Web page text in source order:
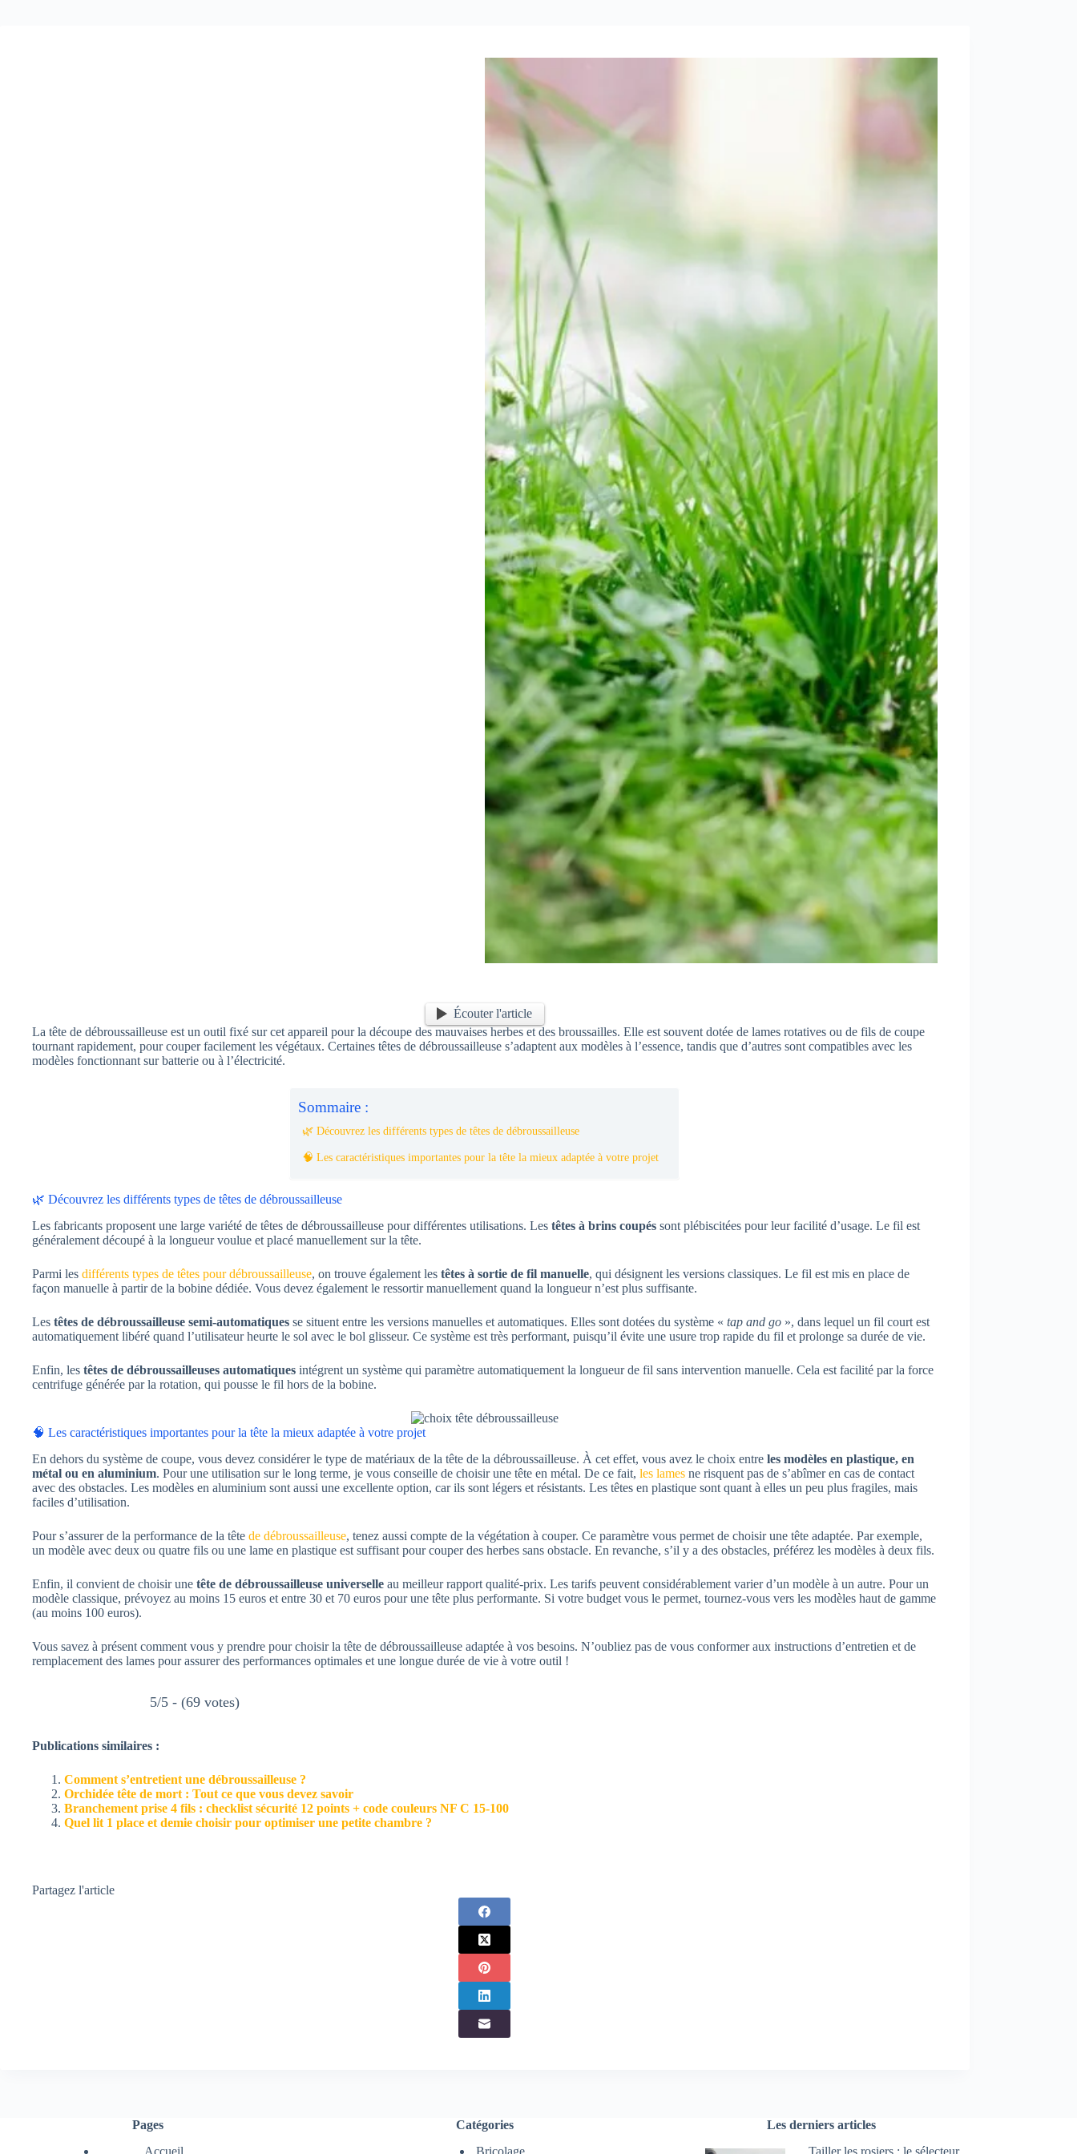
Écouter l'article
La tête de débroussailleuse est un outil fixé sur cet appareil pour la découpe des mauvaises herbes et des broussailles. Elle est souvent dotée de lames rotatives ou de fils de coupe
tournant rapidement, pour couper facilement les végétaux. Certaines têtes de débroussailleuse s’adaptent aux modèles à l’essence, tandis que d’autres sont compatibles avec les
modèles fonctionnant sur batterie ou à l’électricité.
Sommaire :
🌿 Découvrez les différents types de têtes de débroussailleuse
🧠 Les caractéristiques importantes pour la tête la mieux adaptée à votre projet
🌿 Découvrez les différents types de têtes de débroussailleuse
Les fabricants proposent une large variété de têtes de débroussailleuse pour différentes utilisations. Les têtes à brins coupés sont plébiscitées pour leur facilité d’usage. Le fil est
généralement découpé à la longueur voulue et placé manuellement sur la tête.
Parmi les différents types de têtes pour débroussailleuse, on trouve également les têtes à sortie de fil manuelle, qui désignent les versions classiques. Le fil est mis en place de
façon manuelle à partir de la bobine dédiée. Vous devez également le ressortir manuellement quand la longueur n’est plus suffisante.
Les têtes de débroussailleuse semi-automatiques se situent entre les versions manuelles et automatiques. Elles sont dotées du système « tap and go », dans lequel un fil court est
automatiquement libéré quand l’utilisateur heurte le sol avec le bol glisseur. Ce système est très performant, puisqu’il évite une usure trop rapide du fil et prolonge sa durée de vie.
Enfin, les têtes de débroussailleuses automatiques intégrent un système qui paramètre automatiquement la longueur de fil sans intervention manuelle. Cela est facilité par la force
centrifuge générée par la rotation, qui pousse le fil hors de la bobine.
🧠 Les caractéristiques importantes pour la tête la mieux adaptée à votre projet
En dehors du système de coupe, vous devez considérer le type de matériaux de la tête de la débroussailleuse. À cet effet, vous avez le choix entre les modèles en plastique, en
métal ou en aluminium. Pour une utilisation sur le long terme, je vous conseille de choisir une tête en métal. De ce fait, les lames ne risquent pas de s’abîmer en cas de contact
avec des obstacles. Les modèles en aluminium sont aussi une excellente option, car ils sont légers et résistants. Les têtes en plastique sont quant à elles un peu plus fragiles, mais
faciles d’utilisation.
Pour s’assurer de la performance de la tête de débroussailleuse, tenez aussi compte de la végétation à couper. Ce paramètre vous permet de choisir une tête adaptée. Par exemple,
un modèle avec deux ou quatre fils ou une lame en plastique est suffisant pour couper des herbes sans obstacle. En revanche, s’il y a des obstacles, préférez les modèles à deux fils.
Enfin, il convient de choisir une tête de débroussailleuse universelle au meilleur rapport qualité-prix. Les tarifs peuvent considérablement varier d’un modèle à un autre. Pour un
modèle classique, prévoyez au moins 15 euros et entre 30 et 70 euros pour une tête plus performante. Si votre budget vous le permet, tournez-vous vers les modèles haut de gamme
(au moins 100 euros).
Vous savez à présent comment vous y prendre pour choisir la tête de débroussailleuse adaptée à vos besoins. N’oubliez pas de vous conformer aux instructions d’entretien et de
remplacement des lames pour assurer des performances optimales et une longue durée de vie à votre outil !
5/5 - (69 votes)
Publications similaires :
Comment s’entretient une débroussailleuse ?
Orchidée tête de mort : Tout ce que vous devez savoir
Branchement prise 4 fils : checklist sécurité 12 points + code couleurs NF C 15-100
Quel lit 1 place et demie choisir pour optimiser une petite chambre ?
Partagez l'article
Pages
Catégories
Les derniers articles